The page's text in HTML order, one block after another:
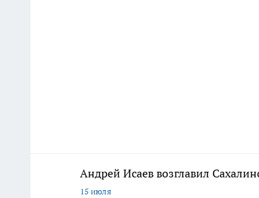
Андрей Исаев возглавил
15 июля